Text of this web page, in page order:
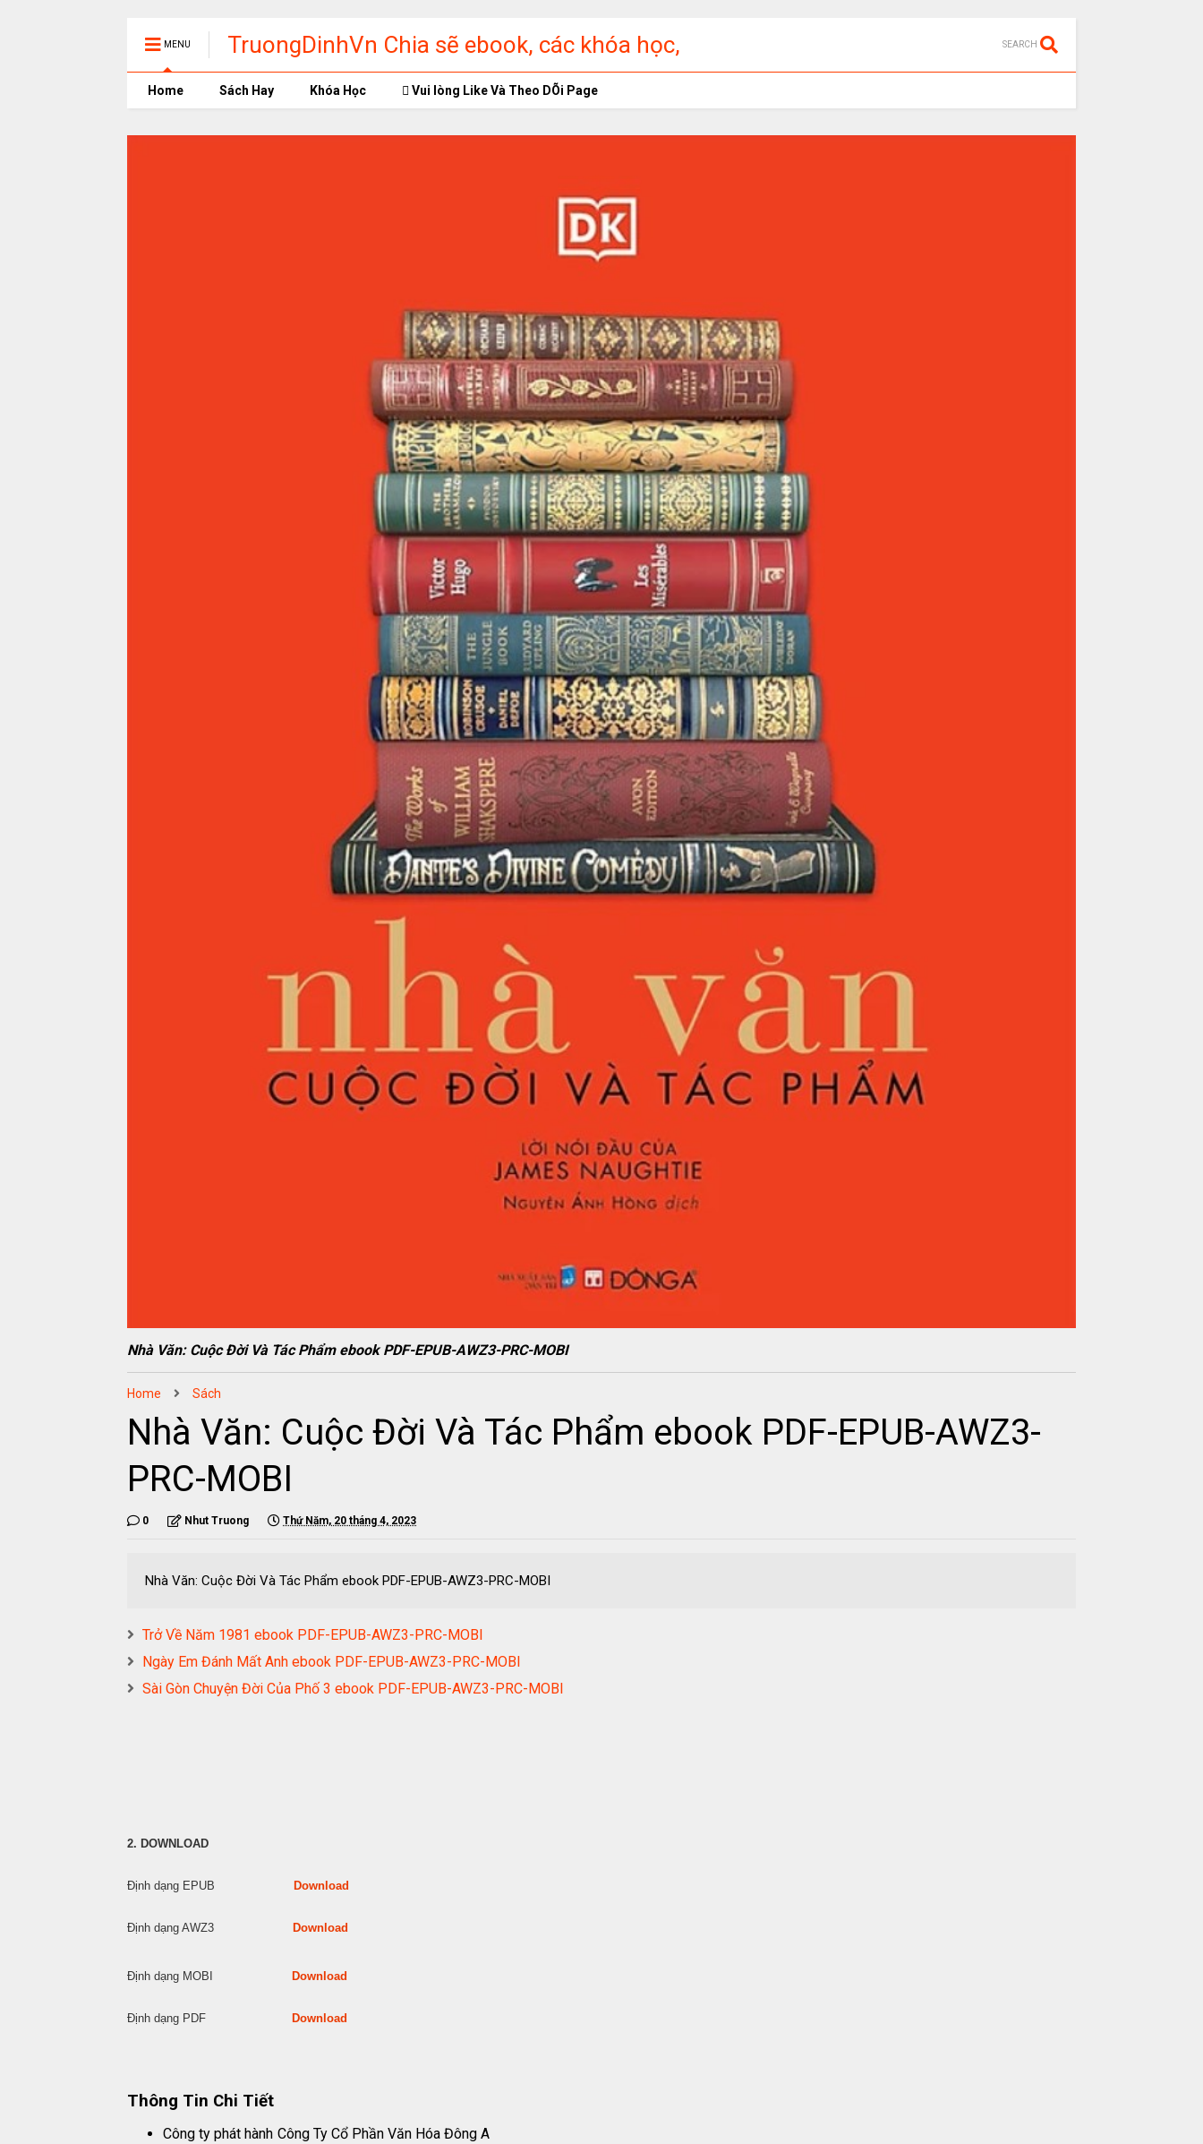
MENU
TruongDinhVn Chia sẽ ebook, các khóa học,
phần mềm học tập miễn phí
SEARCH
Home Sách Hay Khóa Học Vui lòng Like Và Theo DÕi Page
Nhà Văn: Cuộc Đời Và Tác Phẩm ebook PDF-EPUB-AWZ3-PRC-MOBI
Home Sách
Nhà Văn: Cuộc Đời Và Tác Phẩm ebook PDF-EPUB-AWZ3-
PRC-MOBI
0 Nhut Truong Thứ Năm, 20 tháng 4, 2023
Nhà Văn: Cuộc Đời Và Tác Phẩm ebook PDF-EPUB-AWZ3-PRC-MOBI
Trở Về Năm 1981 ebook PDF-EPUB-AWZ3-PRC-MOBI
Ngày Em Đánh Mất Anh ebook PDF-EPUB-AWZ3-PRC-MOBI
Sài Gòn Chuyện Đời Của Phố 3 ebook PDF-EPUB-AWZ3-PRC-MOBI
2. DOWNLOAD
Định dạng EPUB Download
Định dạng AWZ3 Download
Định dạng MOBI Download
Định dạng PDF Download
Thông Tin Chi Tiết
Công ty phát hành Công Ty Cổ Phần Văn Hóa Đông A